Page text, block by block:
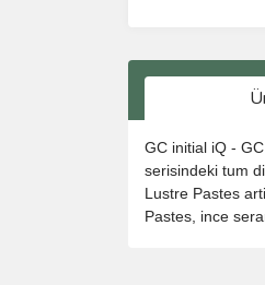
GC initial iQ -
serisindeki tum
Lustre Pastes
Pastes, ince